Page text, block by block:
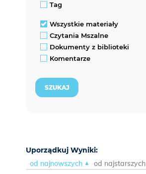
Tag
Wszystkie materiały
Czytania Mszalne
Dokumenty z biblioteki
Komentarze
Uporządkuj Wyniki:
od najnowszych
od najstarszych